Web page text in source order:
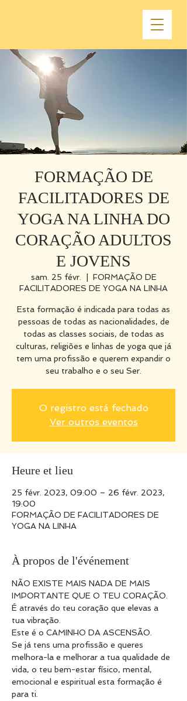
FORMAÇÃO DE
FACILITADORES DE
YOGA NA LINHA DO
CORAÇÃO ADULTOS
E JOVENS
sam. 25 févr.
FORMAÇÃO DE
FACILITADORES DE YOGA NA LINHA
Esta formação é indicada para todas as
pessoas de todas as nacionalidades, de
todas as classes sociais, de todas as
culturas, religiões e linhas de yoga que já
tem uma profissão e querem expandir o
seu trabalho e o seu Ser.
O registro está fechado
Ver outros eventos
Heure et lieu
25 févr. 2023, 09:00 – 26 févr. 2023,
19:00
FORMAÇÃO DE FACILITADORES DE
YOGA NA LINHA
À propos de l'événement
NÃO EXISTE MAIS NADA DE MAIS
IMPORTANTE QUE O TEU CORAÇÃO.
É através do teu coração que elevas a
tua vibração.
Este é o CAMINHO DA ASCENSÃO.
Se já tens uma profissão e queres
melhora-la e melhorar a tua qualidade de
vida, o teu bem-estar físico, mental,
emocional e espiritual esta formação é
para ti.